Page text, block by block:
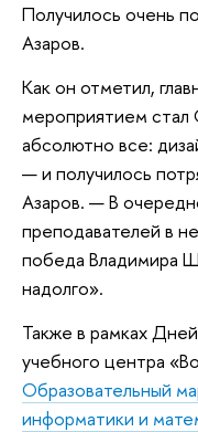
Получилось очень
Азаров.
Как он отметил,
мероприятием стал
абсолютно все:
— и получилось
Азаров. — В
преподавателей в
победа Владимира
надолго».
Также в рамках
учебного центра
Образовательный
информатики и